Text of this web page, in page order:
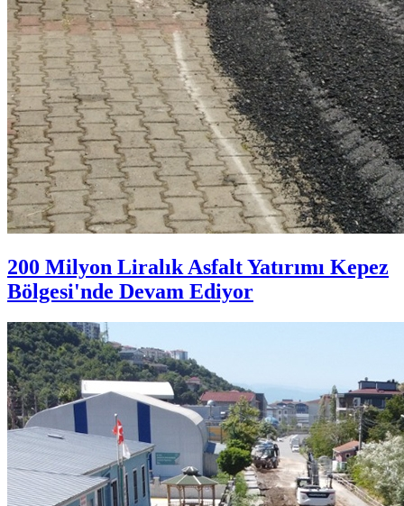
200 Milyon Liralık Asfalt Yatırımı Kepez
Bölgesi'nde Devam Ediyor